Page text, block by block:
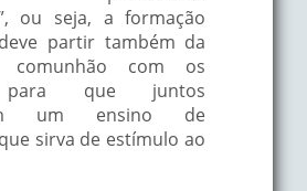
ou seja, a formação
partir também da
comunhão com os
para que juntos
um ensino de
sirva de estímulo ao